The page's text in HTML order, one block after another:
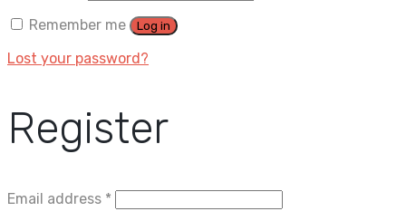
Remember me
Log in
Lost your password?
Register
Email address *